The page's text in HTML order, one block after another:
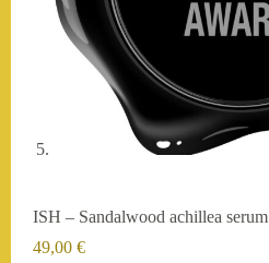
ISH – Sandalwood achillea serum
49,00 €